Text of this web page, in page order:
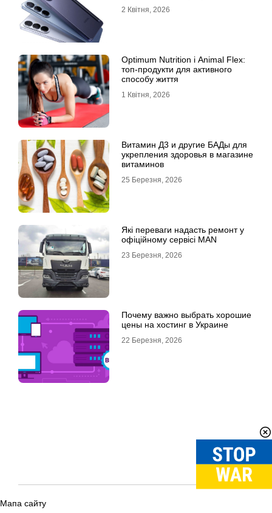
2 Квітня, 2026
Optimum Nutrition і Animal Flex:
топ-продукти для активного
способу життя
1 Квітня, 2026
Витамин Д3 и другие БАДы для
укрепления здоровья в магазине
витаминов
25 Березня, 2026
Які переваги надасть ремонт у
офіційному сервісі MAN
23 Березня, 2026
Почему важно выбрать хорошие
цены на хостинг в Украине
22 Березня, 2026
Мапа сайту